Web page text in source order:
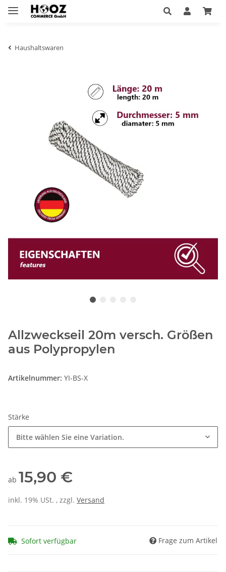
Haushaltswaren
Allzweckseil 20m versch. Größen
aus Polypropylen
Artikelnummer: YI-BS-X
Stärke
Bitte wählen Sie eine Variation.
ab 15,90 €
inkl. 19% USt. , zzgl. Versand
Sofort verfügbar Frage zum Artikel